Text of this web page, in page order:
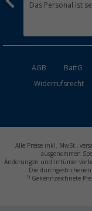
Das Personal ist
AGB BattG
Widerrufsrecht
Alle Preise inkl. MwSt.,
ausgenommen
Änderungen und Irrtümer
Die
1) Gekennzeichnete